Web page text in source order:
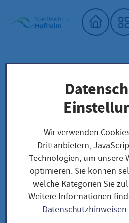
Startseite"
Stadtbücherei
Unser Saatgut: Aussaat - Ernte -
Samengewinnung
Fruchtgemüse
TOMATEN
Tomatillo / Physalis
Tomatillo /
Wir verwenden
Drittanbietern,
Technologien, um unsere
optimieren. Sie können
welche Kategorien Sie
Weitere Informationen
Datenschutzhinweisen